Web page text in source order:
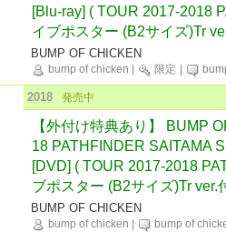
[Blu-ray] ( TOUR 2017-2018
イブポスター (B2サイズ)Tr
BUMP OF CHICKEN
bump of chicken 限定
2018 発売中
【外付け特典あり】 BUMP
18 PATHFINDER SAITAMA
[DVD] ( TOUR 2017-2018
ブポスター (B2サイズ)Tr ver.
BUMP OF CHICKEN
bump of chicken bump of